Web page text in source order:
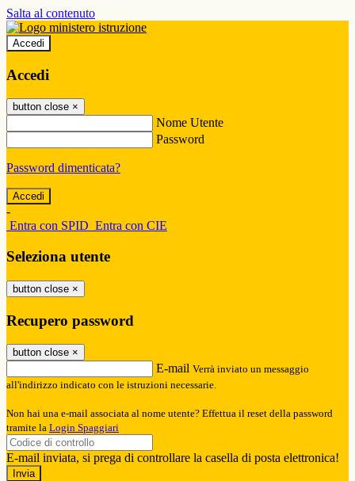
Salta al contenuto
Accedi
Accedi
button close ×
Nome Utente
Password
Password dimenticata?
-
Entra con SPID Entra con CIE
Seleziona utente
button close ×
Recupero password
button close ×
E-mail Verrà inviato un messaggio
all'indirizzo indicato con le istruzioni necessarie.
Non hai una e-mail associata al nome utente? Effettua il reset della password
tramite la Login Spaggiari
E-mail inviata, si prega di controllare la casella di posta elettronica!